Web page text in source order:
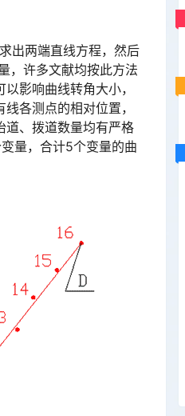
出两端直线方程，然后
，许多文献均按此方法
影响曲线转角大小，
各测点的相对位置，
道、拨道数量均有严格
量，合计5个变量的曲